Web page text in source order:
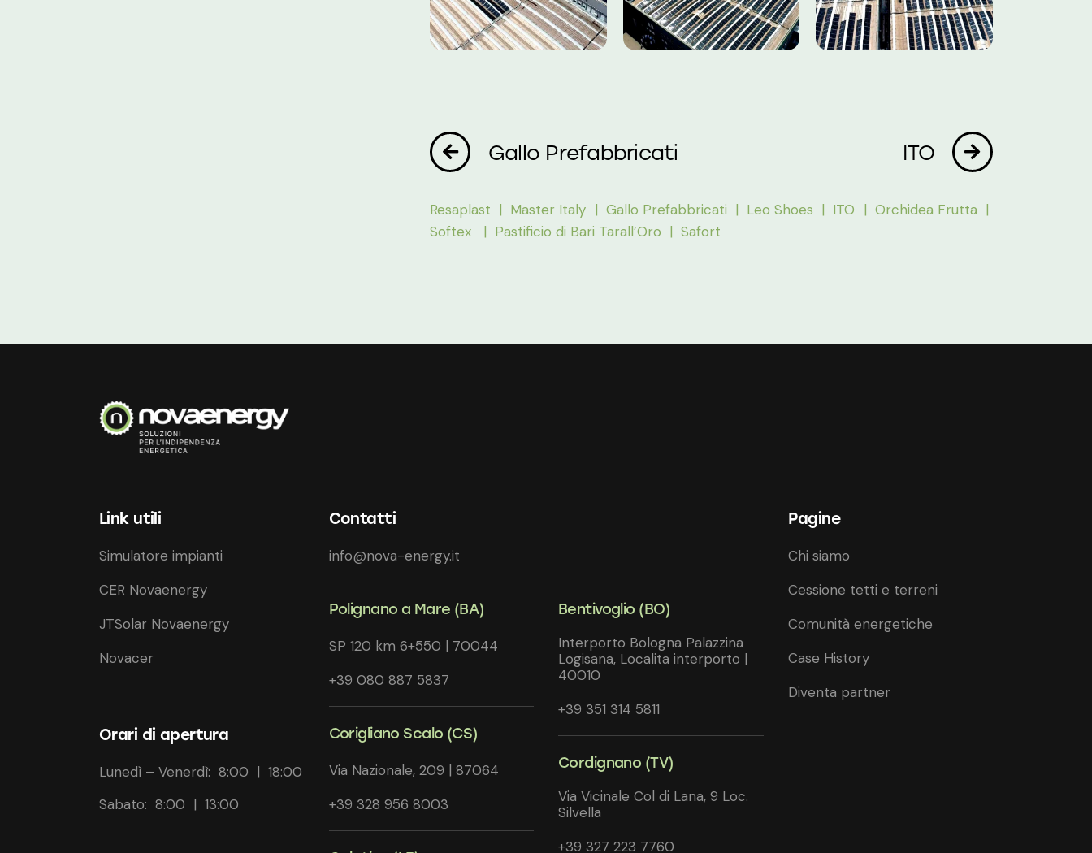
Gallo Prefabbricati ITO
Resaplast | Master Italy | Gallo Prefabbricati | Leo Shoes | ITO | Orchidea Frutta |
Softex | Pastificio di Bari Tarall’Oro | Safort
Link utili
Simulatore impianti
CER Novaenergy
JTSolar Novaenergy
Novacer
Orari di apertura
Lunedì – Venerdì: 8:00 | 18:00
Sabato: 8:00 | 13:00
Contatti
info@nova-energy.it
Polignano a Mare (BA)
SP 120 km 6+550 | 70044
+39 080 887 5837
Corigliano Scalo (CS)
Via Nazionale, 209 | 87064
+39 328 956 8003
Bentivoglio (BO)
Interporto Bologna Palazzina
Logisana, Localita interporto |
40010
+39 351 314 5811
Cordignano (TV)
Via Vicinale Col di Lana, 9 Loc.
Silvella
+39 327 223 7760
Pagine
Chi siamo
Cessione tetti e terreni
Comunità energetiche
Case History
Diventa partner